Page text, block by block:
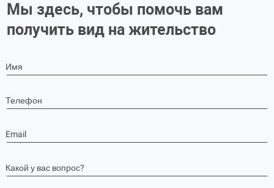
Мы здесь, чтобы помочь вам
получить вид на жительство
Имя
Телефон
Email
Какой у вас вопрос?